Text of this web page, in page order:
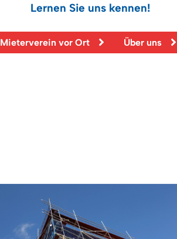
Lernen Sie uns kennen!
Mieterverein vor Ort Über uns